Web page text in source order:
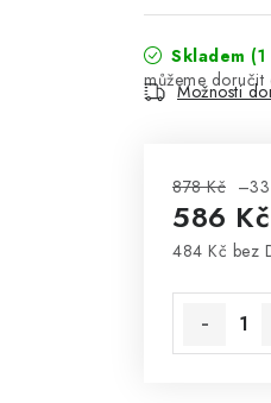
Skladem
Možnosti
878 Kč
586 Kč
484 Kč bez